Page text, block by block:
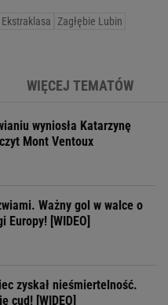
Ekstraklasa Zagłębie Lubin
WIĘCEJ TEMATÓW
wyniosła Katarzynę
Mont Ventoux
Ważny gol w walce o
[WIDEO]
zyskał nieśmiertelność.
cud! [WIDEO]